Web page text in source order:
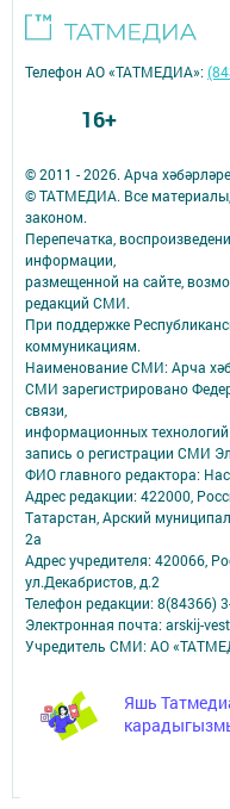
Яшь
© 2011 - 2026. Арча
© ТАТМЕДИА. Все
законом.
Перепечатка,
информации,
размещенной на сайте,
редакций СМИ.
При поддержке
коммуникациям.
Наименование СМИ: Арча
СМИ зарегистрировано
связи,
информационных
запись о регистрации СМИ
ФИО главного редактора:
Адрес редакции: 422000,
Татарстан, Арский
2а
Адрес учредителя: 420066,
ул.Декабристов, д.2
Телефон редакции: 8(84366)
Электронная почта: arskij-
Учредитель СМИ: АО
Антикоррупционная политика
АО «ТАТМЕДИА» использует
удобства пользователей
Использование «cookie»
Политика
Телефон АО «ТАТМЕДИА»:
16+